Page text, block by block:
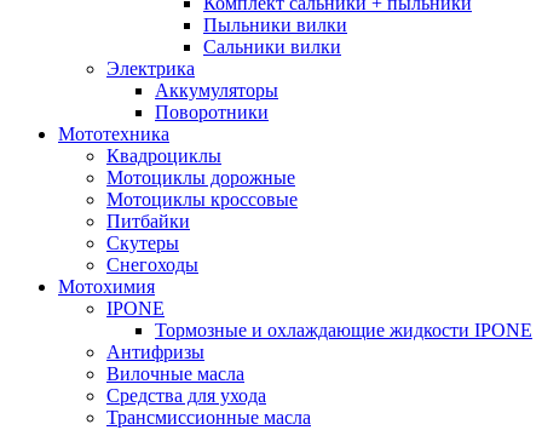
Пыльники вилки
Сальники вилки
Электрика
Аккумуляторы
Поворотники
Мототехника
Квадроциклы
Мотоциклы дорожные
Мотоциклы кроссовые
Питбайки
Скутеры
Снегоходы
Мотохимия
IPONE
Тормозные и охлаждающие жидкости IPONE
Антифризы
Вилочные масла
Средства для ухода
Трансмиссионные масла